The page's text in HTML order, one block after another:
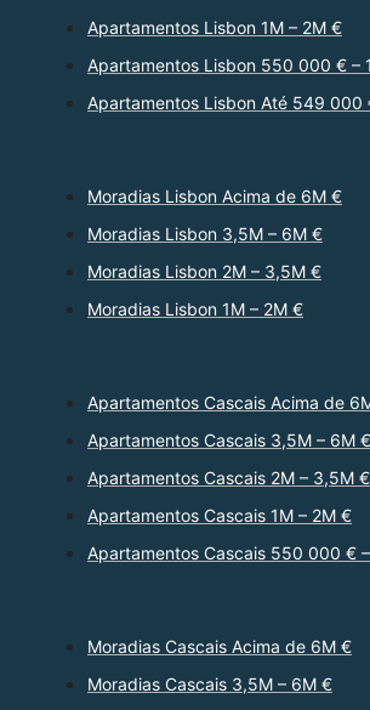
Apartamentos Lisbon 1M – 2M €
Apartamentos Lisbon 550 000 € –
Apartamentos Lisbon Até 549 000
Moradias Lisbon Acima de 6M €
Moradias Lisbon 3,5M – 6M €
Moradias Lisbon 2M – 3,5M €
Moradias Lisbon 1M – 2M €
Apartamentos Cascais Acima de
Apartamentos Cascais 3,5M – 6M €
Apartamentos Cascais 2M – 3,5M €
Apartamentos Cascais 1M – 2M €
Apartamentos Cascais 550 000 €
Moradias Cascais Acima de 6M €
Moradias Cascais 3,5M – 6M €